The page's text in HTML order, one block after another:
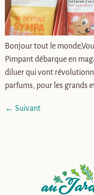
Bonjour tout le
Pimpant débarque en
diluer qui vont
parfums, pour les grands
← Suivant